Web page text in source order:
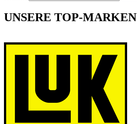
UNSERE TOP-MARKEN